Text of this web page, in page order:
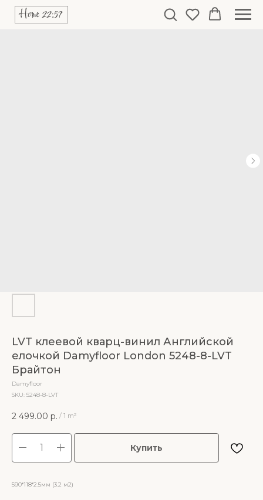
LVT клеевой кварц-винил Английской
елочкой Damyfloor London 5248-8-LVT
Брайтон
Damyfloor
SKU: 5248-8-LVT
2 499.00 р. / 1 m²
Купить
590*118*2.5мм (3.2 м2)